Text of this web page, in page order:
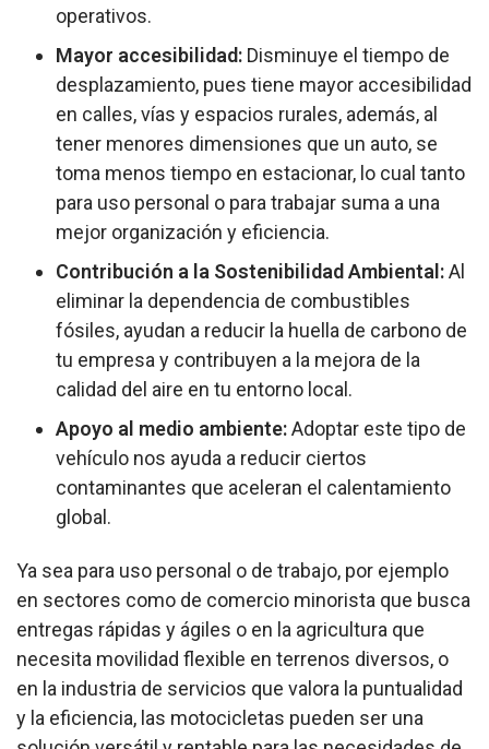
operativos.
Mayor accesibilidad: Disminuye el tiempo de
desplazamiento, pues tiene mayor accesibilidad
en calles, vías y espacios rurales, además, al
tener menores dimensiones que un auto, se
toma menos tiempo en estacionar, lo cual tanto
para uso personal o para trabajar suma a una
mejor organización y eficiencia.
Contribución a la Sostenibilidad Ambiental:Al
eliminar la dependencia de combustibles
fósiles, ayudan a reducir la huella de carbono de
tu empresa y contribuyen a la mejora de la
calidad del aire en tu entorno local.
Apoyo al medio ambiente:Adoptar este tipo de
vehículo nos ayuda a reducir ciertos
contaminantes que aceleran el calentamiento
global.
Ya sea para uso personal o de trabajo, por ejemplo
en sectores como de comercio minorista que busca
entregas rápidas y ágiles o en la agricultura que
necesita movilidad flexible en terrenos diversos, o
en la industria de servicios que valora la puntualidad
y la eficiencia, las motocicletas pueden ser una